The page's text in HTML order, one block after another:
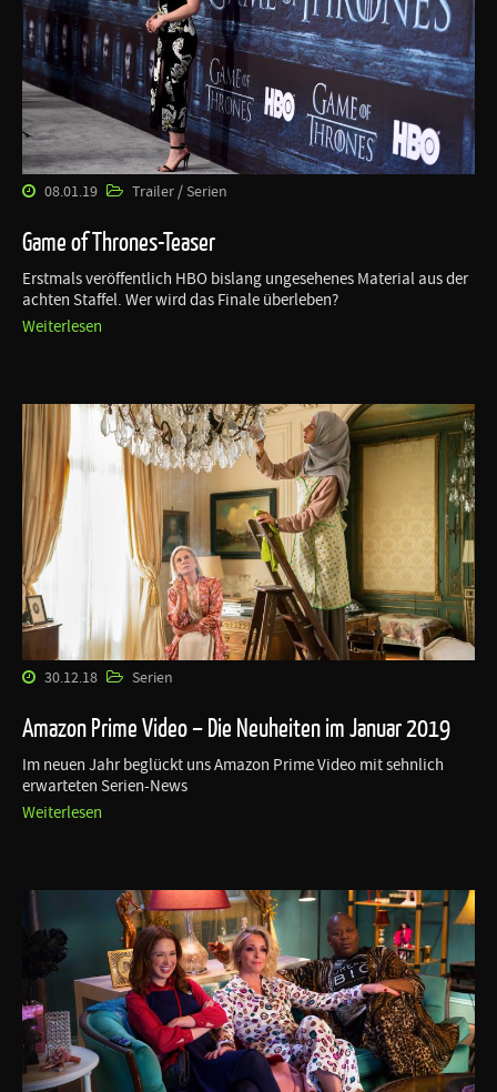
08.01.19 Trailer / Serien
Game of Thrones-Teaser
Erstmals veröffentlich HBO bislang ungesehenes Material aus der
achten Staffel. Wer wird das Finale überleben?
Weiterlesen
30.12.18 Serien
Amazon Prime Video – Die Neuheiten im Januar 2019
Im neuen Jahr beglückt uns Amazon Prime Video mit sehnlich
erwarteten Serien-News
Weiterlesen